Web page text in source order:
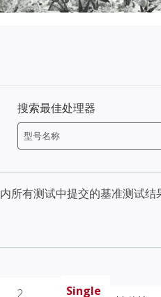
搜索最佳处理器
所有测试中提交的基准测试结
2
Single